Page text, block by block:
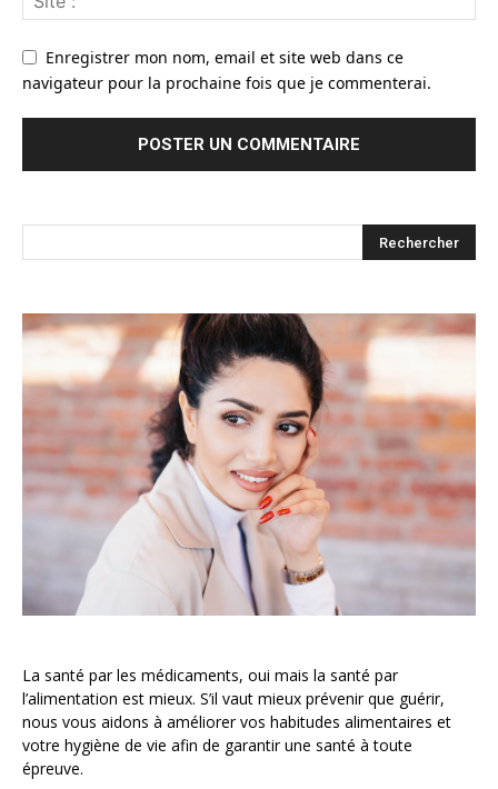
Enregistrer mon nom, email et site web dans ce
navigateur pour la prochaine fois que je commenterai.
La santé par les médicaments, oui mais la santé par
l’alimentation est mieux. S’il vaut mieux prévenir que guérir,
nous vous aidons à améliorer vos habitudes alimentaires et
votre hygiène de vie afin de garantir une santé à toute
épreuve.